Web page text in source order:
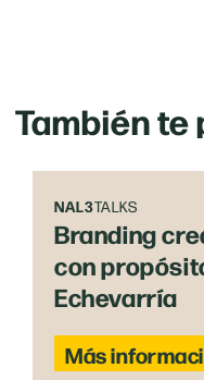
También
NAL3TALKS
Branding
con
Echevarría
Más